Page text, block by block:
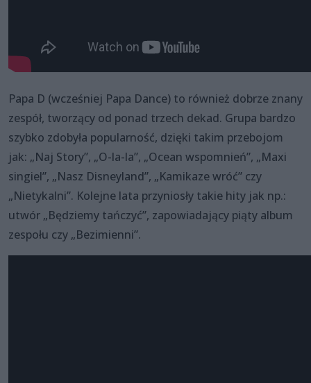
Papa D (wcześniej Papa Dance) to również dobrze znany
zespół, tworzący od ponad trzech dekad. Grupa bardzo
szybko zdobyła popularność, dzięki takim przebojom
jak: „Naj Story”, „O-la-la”, „Ocean wspomnień”, „Maxi
singiel”, „Nasz Disneyland”, „Kamikaze wróć” czy
„Nietykalni”. Kolejne lata przyniosły takie hity jak np.:
utwór „Będziemy tańczyć”, zapowiadający piąty album
zespołu czy „Bezimienni”.